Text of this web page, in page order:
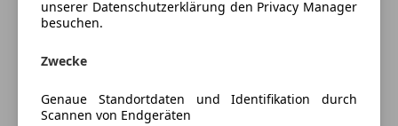
Apple CarPlay
Bordcomputer
Freisprecheinrichtung
Connected Package Professional, Connected Paket
Professional, Driving Assistant, Driving Assistant
Professional, Interieurleiste Pianolack schwarz,
Media, Sportbremse, Sportpaket, Adaptives
Fahrwerks-Paket, Aerodynamikpaket,
unserer Datenschutzerklärung den Privacy Manager
besuchen.
Zwecke
Genaue Standortdaten und Identifikation durch
Scannen von Endgeräten